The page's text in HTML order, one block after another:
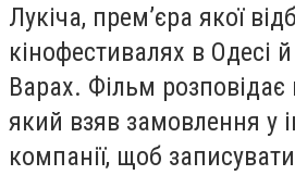
Лукіча, прем’єра якої
кінофестивалях в Одесі
Варах. Фільм
який взяв замовлення у
компанії, щоб